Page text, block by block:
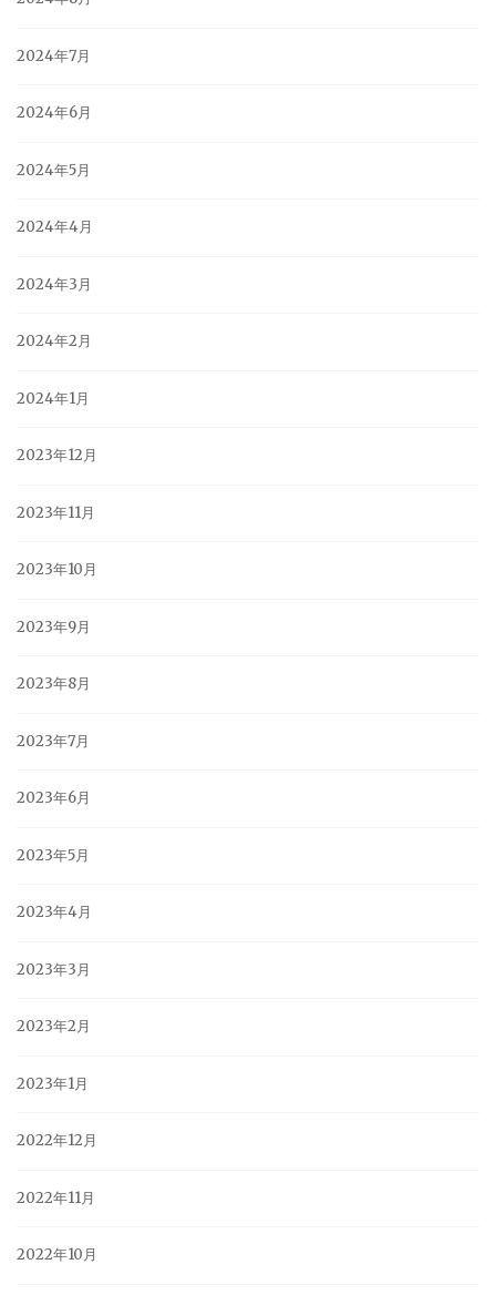
2024年7月
2024年6月
2024年5月
2024年4月
2024年3月
2024年2月
2024年1月
2023年12月
2023年11月
2023年10月
2023年9月
2023年8月
2023年7月
2023年6月
2023年5月
2023年4月
2023年3月
2023年2月
2023年1月
2022年12月
2022年11月
2022年10月